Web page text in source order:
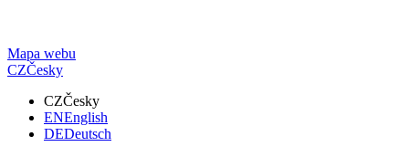
Mapa webu
CZČesky
CZČesky
ENEnglish
DEDeutsch